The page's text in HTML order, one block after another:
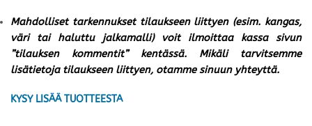
Mahdolliset tarkennukset tilaukseen liittyen (esim. kangas,
väri tai haluttu jalkamalli) voit ilmoittaa kassa sivun
”tilauksen kommentit” kentässä. Mikäli tarvitsemme
lisätietoja tilaukseen liittyen, otamme sinuun yhteyttä.
KYSY LISÄÄ TUOTTEESTA